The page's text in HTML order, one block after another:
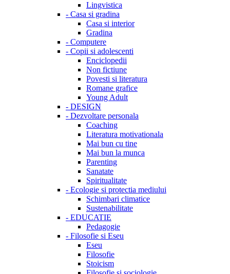
Lingvistica
- Casa si gradina
Casa si interior
Gradina
- Computere
- Copii si adolescenti
Enciclopedii
Non fictiune
Povesti si literatura
Romane grafice
Young Adult
- DESIGN
- Dezvoltare personala
Coaching
Literatura motivationala
Mai bun cu tine
Mai bun la munca
Parenting
Sanatate
Spiritualitate
- Ecologie si protectia mediului
Schimbari climatice
Sustenabilitate
- EDUCATIE
Pedagogie
- Filosofie si Eseu
Eseu
Filosofie
Stoicism